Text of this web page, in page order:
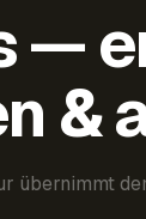
—
&
übernimmt